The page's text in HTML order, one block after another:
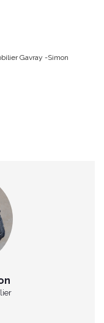
Gavray -Simon